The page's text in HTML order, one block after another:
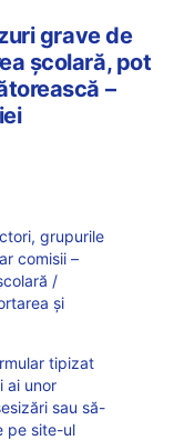
grave de
școlară, pot
–
grupurile
comisii –
/
și
tipizat
ai unor
sau să-
pe site-ul